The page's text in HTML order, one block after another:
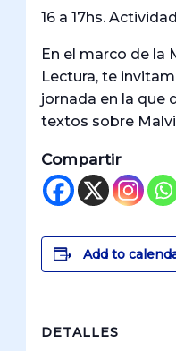
16 a 17hs.
En el marco de la
Lectura, te
jornada en la que
textos sobre
Compartir
Add to
DETALLES